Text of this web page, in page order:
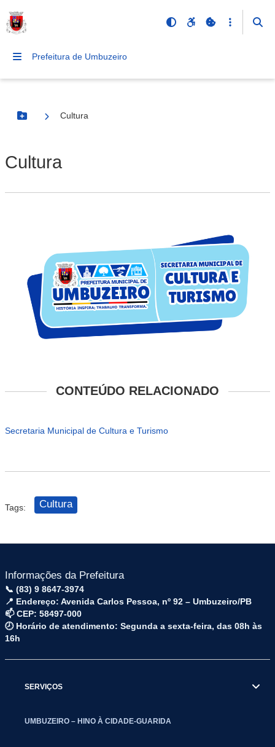
Prefeitura de Umbuzeiro
Botão Menu
Cultura
Cultura
CONTEÚDO RELACIONADO
Secretaria Municipal de Cultura e Turismo
Tags: Cultura
Informações da Prefeitura
📞 (83) 9 8647-3974
📍 Endereço: Avenida Carlos Pessoa, nº 92 – Umbuzeiro/PB
📫 CEP: 58497-000
🕗 Horário de atendimento: Segunda a sexta-feira, das 08h às
16h
SERVIÇOS
UMBUZEIRO – HINO À CIDADE-GUARIDA